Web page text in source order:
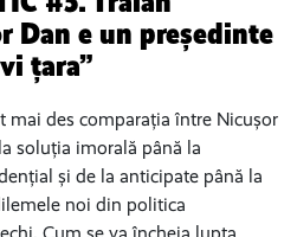
Dan e un președinte
țara”
des comparația între Nicușor
soluția imorală până la
și de la anticipate până la
noi din politica